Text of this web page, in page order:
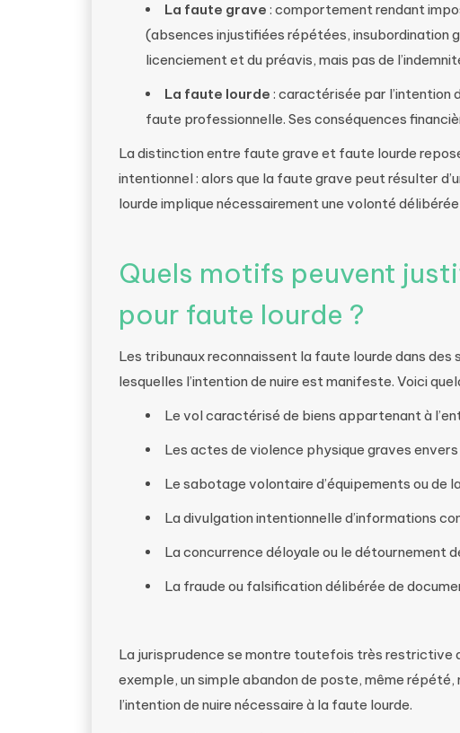
La faute grave : comportement rendant
(absences injustifiées répétées, insubordination
licenciement et du préavis, mais pas de
La faute lourde : caractérisée par l’intention
faute professionnelle. Ses conséquences
La distinction entre faute grave et faute lourde
intentionnel : alors que la faute grave peut résulter
lourde implique nécessairement une volonté
Quels motifs peuvent
pour faute lourde ?
Les tribunaux reconnaissent la faute lourde dans
lesquelles l’intention de nuire est manifeste. Voici
Le vol caractérisé de biens appartenant à
Les actes de violence physique graves
Le sabotage volontaire d’équipements ou de
La divulgation intentionnelle d’informations
La concurrence déloyale ou le détournement
La fraude ou falsification délibérée de
La jurisprudence se montre toutefois très restrictive
exemple, un simple abandon de poste, même
l’intention de nuire nécessaire à la faute lourde.